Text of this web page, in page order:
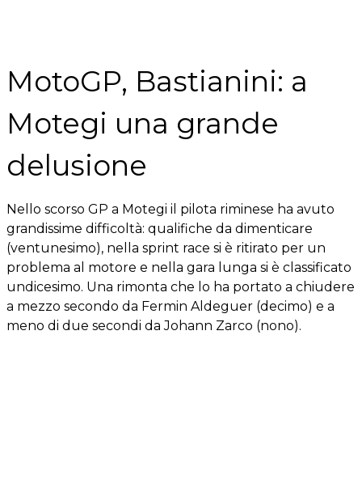
MotoGP, Bastianini: a
Motegi una grande
delusione
Nello scorso GP a Motegi il pilota riminese ha avuto
grandissime difficoltà: qualifiche da dimenticare
(ventunesimo), nella sprint race si è ritirato per un
problema al motore e nella gara lunga si è classificato
undicesimo. Una rimonta che lo ha portato a chiudere
a mezzo secondo da Fermin Aldeguer (decimo) e a
meno di due secondi da Johann Zarco (nono).